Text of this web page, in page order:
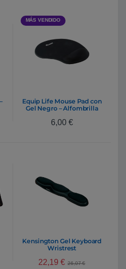
MÁS VENDIDO
Equip Life Mouse Pad con
Gel Negro – Alfombrilla
6,00 €
Kensington Gel Keyboard
Wristrest
22,19 € 26,07€